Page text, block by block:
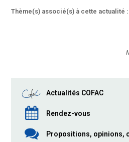
Thème(s) associé(s) à cette actualité :
Actualités COFAC
Rendez-vous
Propositions, opinions,